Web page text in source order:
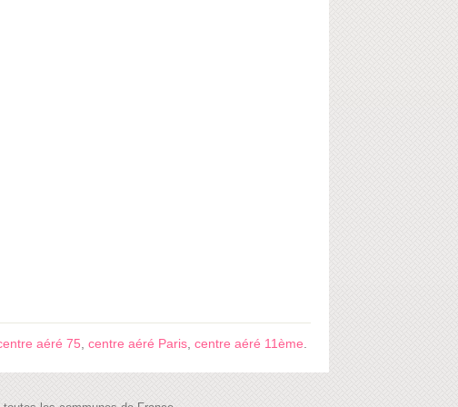
aéré 75 centre aéré Paris centre aéré 11ème